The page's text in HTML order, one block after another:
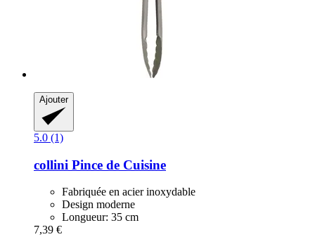
Ajouter
5.0 (1)
collini Pince de Cuisine
Fabriquée en acier inoxydable
Design moderne
Longueur: 35 cm
7,39 €